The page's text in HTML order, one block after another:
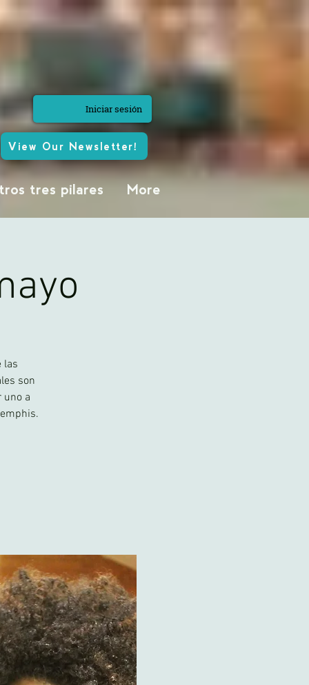
Iniciar sesión
View Our Newsletter!
tres pilares More
las
son
uno a